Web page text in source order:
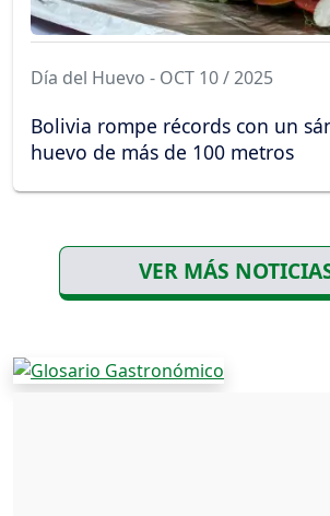
Día del Huevo - OCT 10 / 2025
Bolivia rompe récords con un
huevo de más de 100 metros
VER MÁS